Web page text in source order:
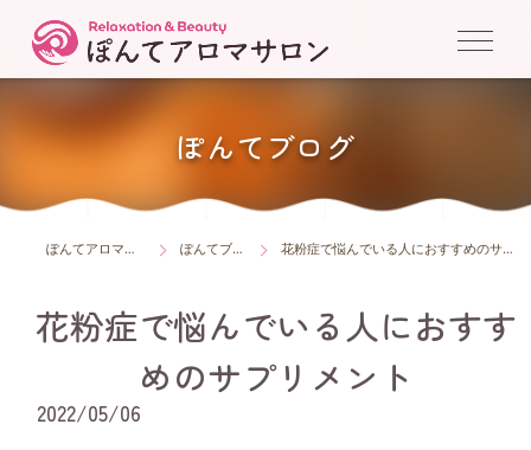
ぽんてブログ
ぽんてアロマサロン ぽんてブログ 花粉症で悩んでいる人におすすめのサプリメント
花粉症で悩んでいる人におすす
めのサプリメント
2022/05/06